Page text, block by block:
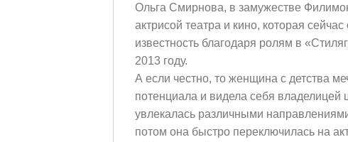
Ольга Смирнова, в замужестве
актрисой театра и кино, которая
известность благодаря ролям в
2013 году.
А если честно, то женщина с детства
потенциала и видела себя
увлекалась различными
потом она быстро переключилась на